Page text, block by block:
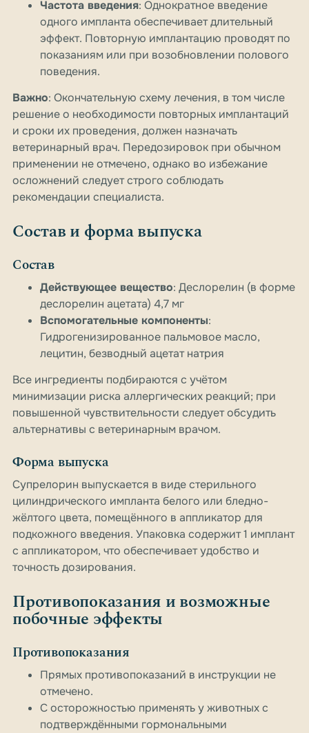
Частота введения: Однократное введение
одного импланта обеспечивает длительный
эффект. Повторную имплантацию проводят по
показаниям или при возобновлении полового
поведения.
Важно: Окончательную схему лечения, в том числе
решение о необходимости повторных имплантаций
и сроки их проведения, должен назначать
ветеринарный врач. Передозировок при обычном
применении не отмечено, однако во избежание
осложнений следует строго соблюдать
рекомендации специалиста.
Состав и форма выпуска
Состав
Действующее вещество: Деслорелин (в форме
деслорелин ацетата) 4,7 мг
Вспомогательные компоненты:
Гидрогенизированное пальмовое масло,
лецитин, безводный ацетат натрия
Все ингредиенты подбираются с учётом
минимизации риска аллергических реакций; при
повышенной чувствительности следует обсудить
альтернативы с ветеринарным врачом.
Форма выпуска
Супрелорин выпускается в виде стерильного
цилиндрического импланта белого или бледно-
жёлтого цвета, помещённого в аппликатор для
подкожного введения. Упаковка содержит 1 имплант
с аппликатором, что обеспечивает удобство и
точность дозирования.
Противопоказания и возможные
побочные эффекты
Противопоказания
Прямых противопоказаний в инструкции не
отмечено.
С осторожностью применять у животных с
подтверждёнными гормональными